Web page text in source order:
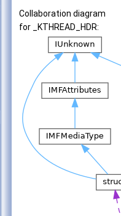
Collaboration diagram
for _KTHREAD_HDR: